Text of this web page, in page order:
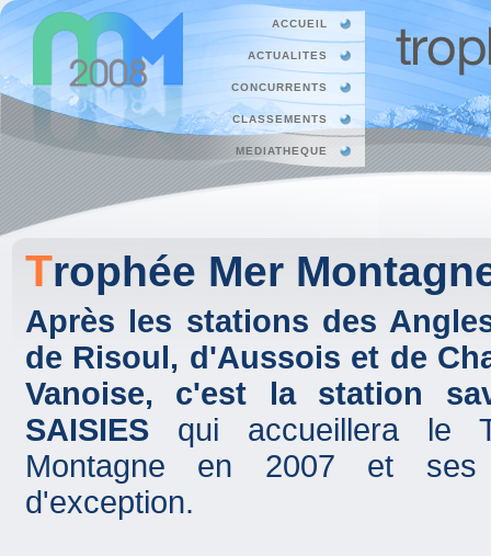
ACCUEIL
ACTUALITES
CONCURRENTS
CLASSEMENTS
MEDIATHEQUE
Trophée Mer
Après les stations des
de Risoul, d'Aussois et de
Vanoise, c'est la station
SAISIES qui accueillera le
Montagne en 2007 et
d'exception.